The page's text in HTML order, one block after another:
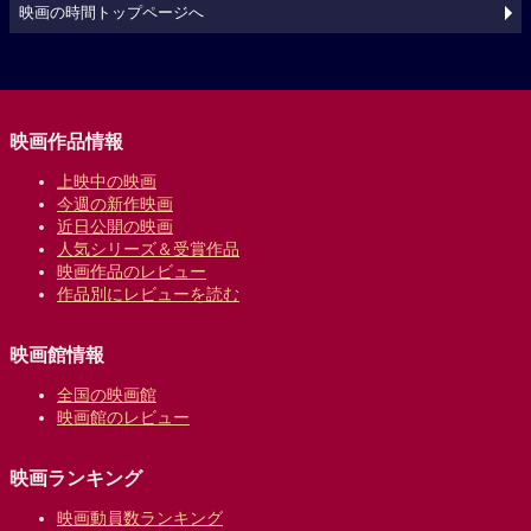
映画の時間トップページへ
映画作品情報
上映中の映画
今週の新作映画
近日公開の映画
人気シリーズ＆受賞作品
映画作品のレビュー
作品別にレビューを読む
映画館情報
全国の映画館
映画館のレビュー
映画ランキング
映画動員数ランキング